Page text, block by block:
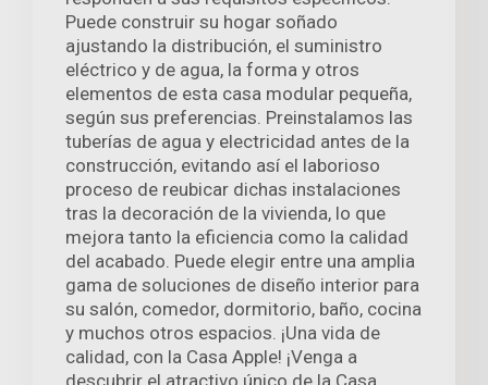
Puede construir su hogar soñado
ajustando la distribución, el suministro
eléctrico y de agua, la forma y otros
elementos de esta casa modular pequeña,
según sus preferencias. Preinstalamos las
tuberías de agua y electricidad antes de la
construcción, evitando así el laborioso
proceso de reubicar dichas instalaciones
tras la decoración de la vivienda, lo que
mejora tanto la eficiencia como la calidad
del acabado. Puede elegir entre una amplia
gama de soluciones de diseño interior para
su salón, comedor, dormitorio, baño, cocina
y muchos otros espacios. ¡Una vida de
calidad, con la Casa Apple! ¡Venga a